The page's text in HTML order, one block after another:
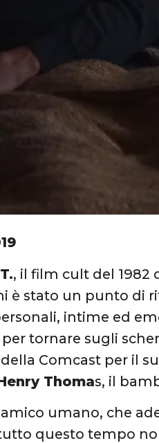
, il film cult del 1982
è stato un punto di
intime ed
per tornare sugli
Comcast per il
Thomas, il
amico umano, che
questo tempo